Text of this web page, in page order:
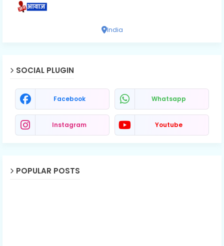
India
SOCIAL PLUGIN
Facebook Whatsapp
Instagram Youtube
POPULAR POSTS